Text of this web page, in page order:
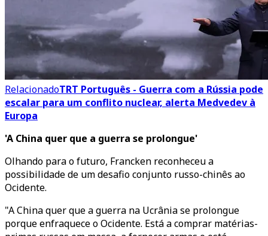
RelacionadoTRT Português - Guerra com a Rússia pode
escalar para um conflito nuclear, alerta Medvedev à
Europa
'A China quer que a guerra se prolongue'
Olhando para o futuro, Francken reconheceu a
possibilidade de um desafio conjunto russo-chinês ao
Ocidente.
"A China quer que a guerra na Ucrânia se prolongue
porque enfraquece o Ocidente. Está a comprar matérias-